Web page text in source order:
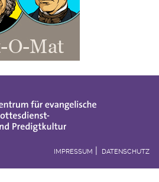
IMPRESSUM DATENSCHUTZ